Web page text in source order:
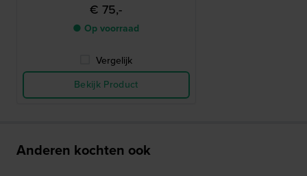
€ 75,-
● Op voorraad
Vergelijk
Bekijk Product
Anderen kochten ook